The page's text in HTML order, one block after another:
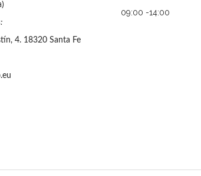
4. 18320 Santa Fe
09:00 -14:00